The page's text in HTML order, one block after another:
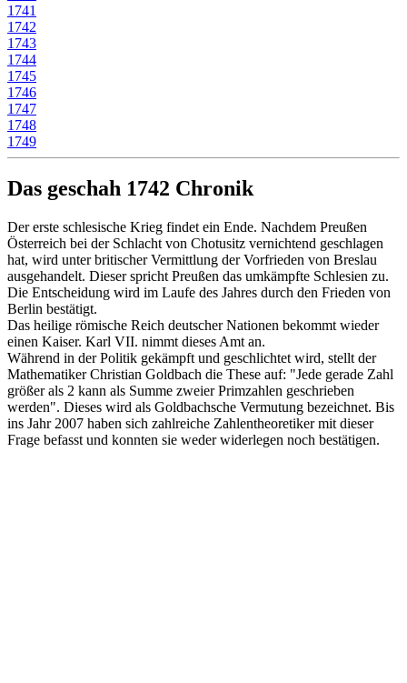
1741
1742
1743
1744
1745
1746
1747
1748
1749
Das geschah 1742 Chronik
Der erste schlesische Krieg findet ein Ende. Nachdem Preußen
Österreich bei der Schlacht von Chotusitz vernichtend geschlagen
hat, wird unter britischer Vermittlung der Vorfrieden von Breslau
ausgehandelt. Dieser spricht Preußen das umkämpfte Schlesien zu.
Die Entscheidung wird im Laufe des Jahres durch den Frieden von
Berlin bestätigt.
Das heilige römische Reich deutscher Nationen bekommt wieder
einen Kaiser. Karl VII. nimmt dieses Amt an.
Während in der Politik gekämpft und geschlichtet wird, stellt der
Mathematiker Christian Goldbach die These auf: "Jede gerade Zahl
größer als 2 kann als Summe zweier Primzahlen geschrieben
werden". Dieses wird als Goldbachsche Vermutung bezeichnet. Bis
ins Jahr 2007 haben sich zahlreiche Zahlentheoretiker mit dieser
Frage befasst und konnten sie weder widerlegen noch bestätigen.